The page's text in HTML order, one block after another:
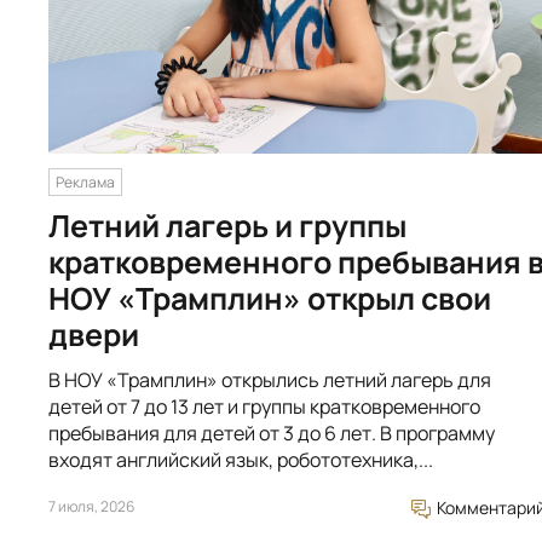
Реклама
Летний лагерь и группы
кратковременного пребывания
НОУ «Трамплин» открыл свои
двери
В НОУ «Трамплин» открылись летний лагерь для
детей от 7 до 13 лет и группы кратковременного
пребывания для детей от 3 до 6 лет. В программу
входят английский язык, робототехника,...
7 июля, 2026